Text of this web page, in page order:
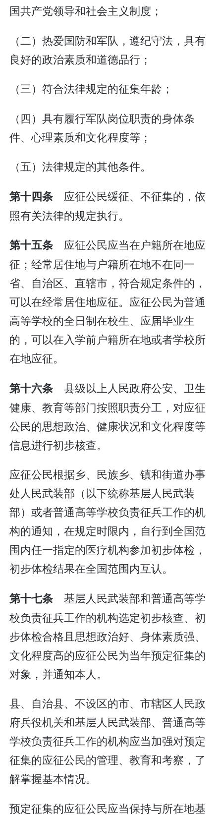
国共产党领导和社会主义制度；
（二）热爱国防和军队，遵纪守法，具有
良好的政治素质和道德品行；
（三）符合法律规定的征集年龄；
（四）具有履行军队岗位职责的身体条
件、心理素质和文化程度等；
（五）法律规定的其他条件。
第十四条 应征公民缓征、不征集的，依
照有关法律的规定执行。
第十五条 应征公民应当在户籍所在地应
征；经常居住地与户籍所在地不在同一
省、自治区、直辖市，符合规定条件的，
可以在经常居住地应征。应征公民为普通
高等学校的全日制在校生、应届毕业生
的，可以在入学前户籍所在地或者学校所
在地应征。
第十六条 县级以上人民政府公安、卫生
健康、教育等部门按照职责分工，对应征
公民的思想政治、健康状况和文化程度等
信息进行初步核查。
应征公民根据乡、民族乡、镇和街道办事
处人民武装部（以下统称基层人民武装
部）或者普通高等学校负责征兵工作的机
构的通知，在规定时限内，自行到全国范
围内任一指定的医疗机构参加初步体检，
初步体检结果在全国范围内互认。
第十七条 基层人民武装部和普通高等学
校负责征兵工作的机构选定初步核查、初
步体检合格且思想政治好、身体素质强、
文化程度高的应征公民为当年预定征集的
对象，并通知本人。
县、自治县、不设区的市、市辖区人民政
府兵役机关和基层人民武装部、普通高等
学校负责征兵工作的机构应当加强对预定
征集的应征公民的管理、教育和考察，了
解掌握基本情况。
预定征集的应征公民应当保持与所在地基